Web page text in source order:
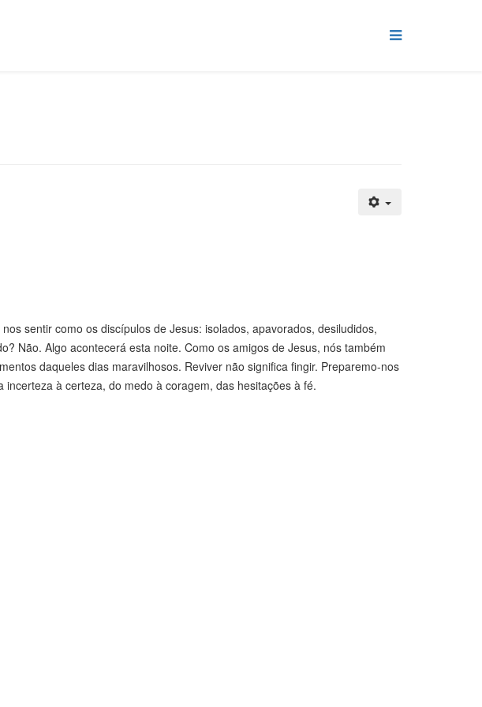
sentir como os discípulos de Jesus: isolados, apavorados, desiludidos,
Não. Algo acontecerá esta noite. Como os amigos de Jesus, nós também
daqueles dias maravilhosos. Reviver não significa fingir. Preparemo-nos
à certeza, do medo à coragem, das hesitações à fé.